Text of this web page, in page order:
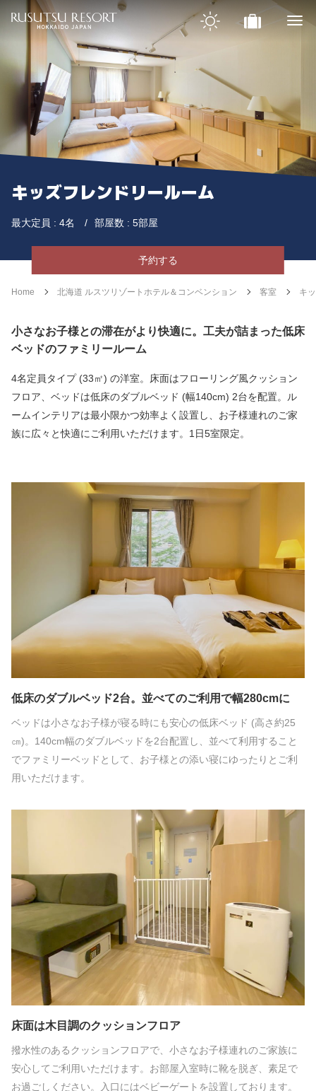
キッズフレンドリールーム
最大定員 : 4名 部屋数 : 5部屋
予約する
Home 北海道 ルスツリゾートホテル＆コンベンション 客室 キ
小さなお子様との滞在がより快適に。工夫が詰まった低床
ベッドのファミリールーム
4名定員タイプ (33㎡) の洋室。床面はフローリング風クッション
フロア、ベッドは低床のダブルベッド (幅140cm) 2台を配置。ル
ームインテリアは最小限かつ効率よく設置し、お子様連れのご家
族に広々と快適にご利用いただけます。1日5室限定。
低床のダブルベッド2台。並べてのご利用で幅280cmに
ベッドは小さなお子様が寝る時にも安心の低床ベッド (高さ約25
㎝)。140cm幅のダブルベッドを2台配置し、並べて利用すること
でファミリーベッドとして、お子様との添い寝にゆったりとご利
用いただけます。
床面は木目調のクッションフロア
撥水性のあるクッションフロアで、小さなお子様連れのご家族に
安心してご利用いただけます。お部屋入室時に靴を脱ぎ、素足で
お過ごしください。入口にはベビーゲートを設置しております。